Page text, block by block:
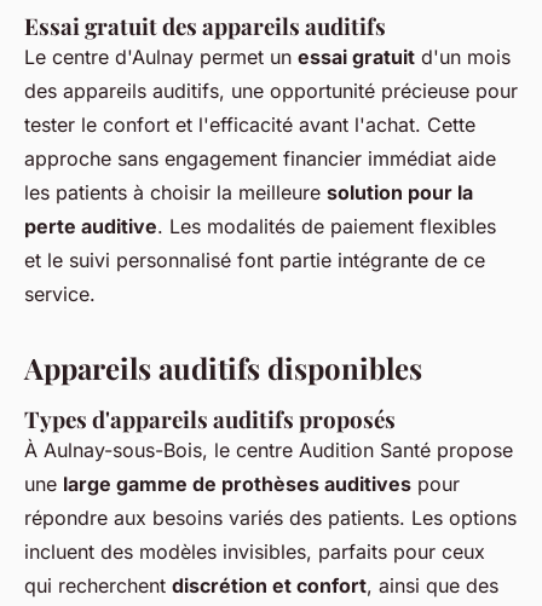
Essai gratuit des appareils auditifs
Le centre d'Aulnay permet un essai gratuit d'un mois
des appareils auditifs, une opportunité précieuse pour
tester le confort et l'efficacité avant l'achat. Cette
approche sans engagement financier immédiat aide
les patients à choisir la meilleure solution pour la
perte auditive. Les modalités de paiement flexibles
et le suivi personnalisé font partie intégrante de ce
service.
Appareils auditifs disponibles
Types d'appareils auditifs proposés
À Aulnay-sous-Bois, le centre Audition Santé propose
une large gamme de prothèses auditives pour
répondre aux besoins variés des patients. Les options
incluent des modèles invisibles, parfaits pour ceux
qui recherchent discrétion et confort, ainsi que des